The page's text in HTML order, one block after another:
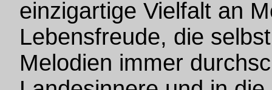
einzigartige Vielfalt an
Lebensfreude, die
Melodien immer